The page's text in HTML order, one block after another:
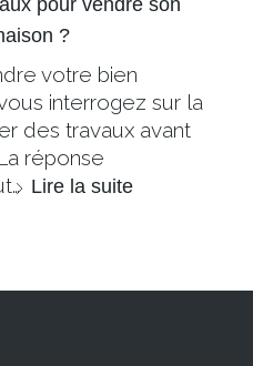
pour vendre son
?
votre bien
interrogez sur la
des travaux avant
réponse
Lire la suite